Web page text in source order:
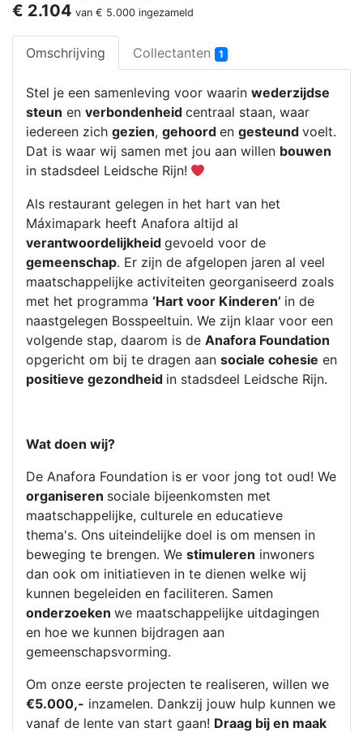
€ 2.104 van € 5.000 ingezameld
Omschrijving Collectanten 1
Stel je een samenleving voor waarin wederzijdse
steun en verbondenheid centraal staan, waar
iedereen zich gezien, gehoord en gesteund voelt.
Dat is waar wij samen met jou aan willen bouwen
in stadsdeel Leidsche Rijn!
Als restaurant gelegen in het hart van het
Máximapark heeft Anafora altijd al
verantwoordelijkheid gevoeld voor de
gemeenschap. Er zijn de afgelopen jaren al veel
maatschappelijke activiteiten georganiseerd zoals
met het programma ‘Hart voor Kinderen’ in de
naastgelegen Bosspeeltuin. We zijn klaar voor een
volgende stap, daarom is de Anafora Foundation
opgericht om bij te dragen aan sociale cohesie en
positieve gezondheid in stadsdeel Leidsche Rijn.
Wat doen wij?
De Anafora Foundation is er voor jong tot oud! We
organiseren sociale bijeenkomsten met
maatschappelijke, culturele en educatieve
thema's. Ons uiteindelijke doel is om mensen in
beweging te brengen. We stimuleren inwoners
dan ook om initiatieven in te dienen welke wij
kunnen begeleiden en faciliteren. Samen
onderzoeken we maatschappelijke uitdagingen
en hoe we kunnen bijdragen aan
gemeenschapsvorming.
Om onze eerste projecten te realiseren, willen we
€5.000,- inzamelen. Dankzij jouw hulp kunnen we
vanaf de lente van start gaan! Draag bij en maak